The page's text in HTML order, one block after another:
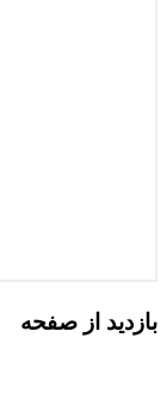
بازدید از صفحه